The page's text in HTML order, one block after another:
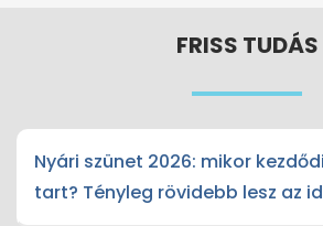
FRISS TUDÁS
Nyári szünet 2026: mikor
tart? Tényleg rövidebb lesz az